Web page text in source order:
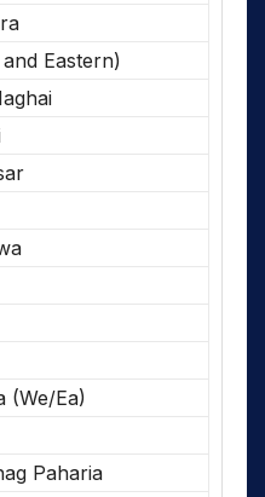
Eastern)
(We/Ea)
Paharia